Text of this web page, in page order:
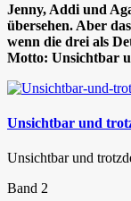
Jenny, Addi und
übersehen. Aber
wenn die drei als
Motto: Unsichtbar
Unsichtbar und
Unsichtbar und
Band 2